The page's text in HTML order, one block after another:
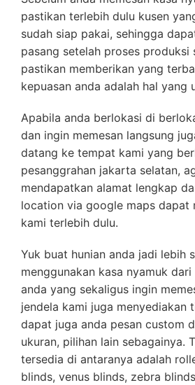
pastikan terlebih dulu kusen
sudah siap pakai, sehingga
pasang setelah proses produksi
pastikan memberikan yang
kepuasan anda adalah hal yang
Apabila anda berlokasi di
dan ingin memesan langsung
datang ke tempat kami yang
pesanggrahan jakarta selatan,
mendapatkan alamat lengkap
location via google maps dapat
kami terlebih dulu.
Yuk buat hunian anda jadi lebih
menggunakan kasa nyamuk
anda yang sekaligus ingin
jendela kami juga menyediakan
dapat juga anda pesan custom
ukuran, pilihan lain sebagainya.
tersedia di antaranya adalah
blinds, venus blinds, zebra